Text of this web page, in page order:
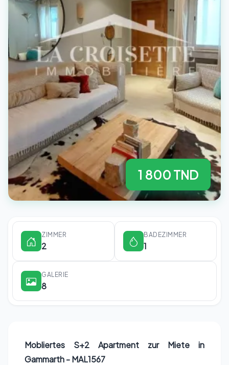
1 800 TND
ZIMMER
2
BADEZIMMER
1
GALERIE
8
Mobliertes S+2 Apartment zur Miete in
Gammarth - MAL1567